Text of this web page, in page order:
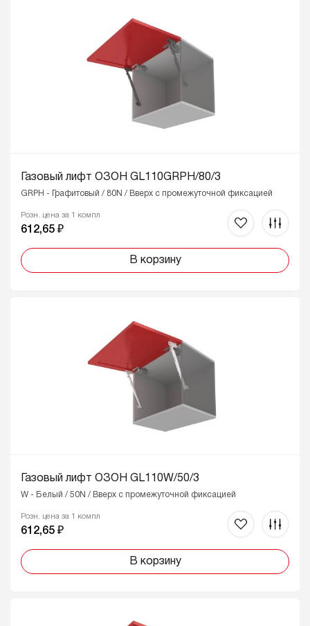
Газовый лифт ОЗОН GL110GRPH/80/3
GRPH - Графитовый / 80N / Вверх с промежуточной фиксацией
Розн. цена за 1 компл
612,65 ₽
В корзину
Газовый лифт ОЗОН GL110W/50/3
W - Белый / 50N / Вверх с промежуточной фиксацией
Розн. цена за 1 компл
612,65 ₽
В корзину